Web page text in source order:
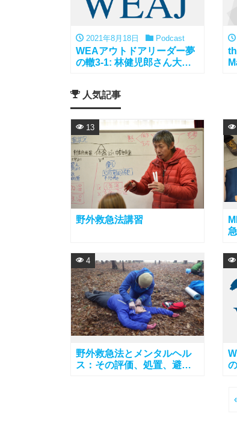
2021年8月18日 Podcast
WEAアウトドアリーダー夢
の轍3-1: 林健児郎さん大
人気記事
野外救急法講習
13
野外救急法とメンタルヘル
ス：その評価、処置、避難
4